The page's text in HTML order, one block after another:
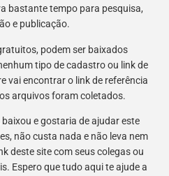
bastante tempo para pesquisa,
e publicação.
podem ser baixados
tipo de cadastro ou link de
vai encontrar o link de referência
arquivos foram coletados.
e gostaria de ajudar este
não custa nada e não leva nem
deste site com seus colegas ou
Espero que tudo aqui te ajude a